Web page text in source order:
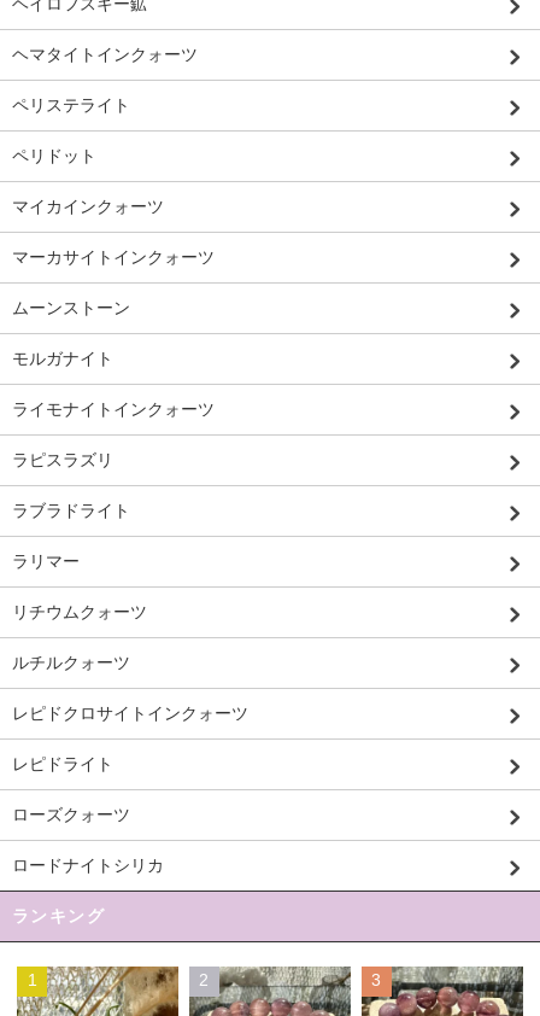
ヘマタイトインクォーツ
ペリステライト
ペリドット
マイカインクォーツ
マーカサイトインクォーツ
ムーンストーン
モルガナイト
ライモナイトインクォーツ
ラピスラズリ
ラブラドライト
ラリマー
リチウムクォーツ
ルチルクォーツ
レピドクロサイトインクォーツ
レピドライト
ローズクォーツ
ロードナイトシリカ
ランキング
1 2 3